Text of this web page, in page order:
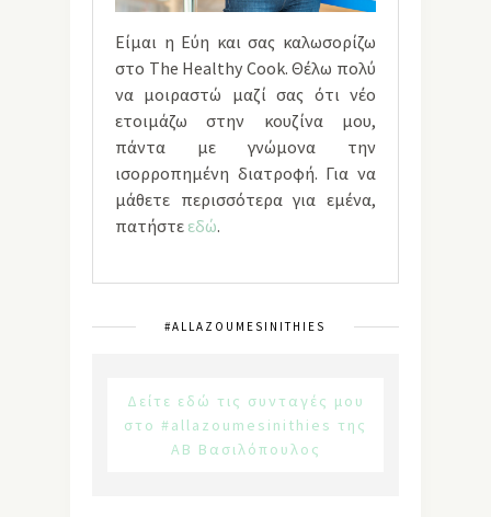
Είμαι η Εύη και σας καλωσορίζω
στο The Healthy Cook. Θέλω πολύ
να μοιραστώ μαζί σας ότι νέο
ετοιμάζω στην κουζίνα μου,
πάντα με γνώμονα την
ισορροπημένη διατροφή. Για να
μάθετε περισσότερα για εμένα,
πατήστε εδώ.
#ALLAZOUMESINITHIES
Δείτε εδώ τις συνταγές μου
στο #allazoumesinithies της
ΑΒ Βασιλόπουλος